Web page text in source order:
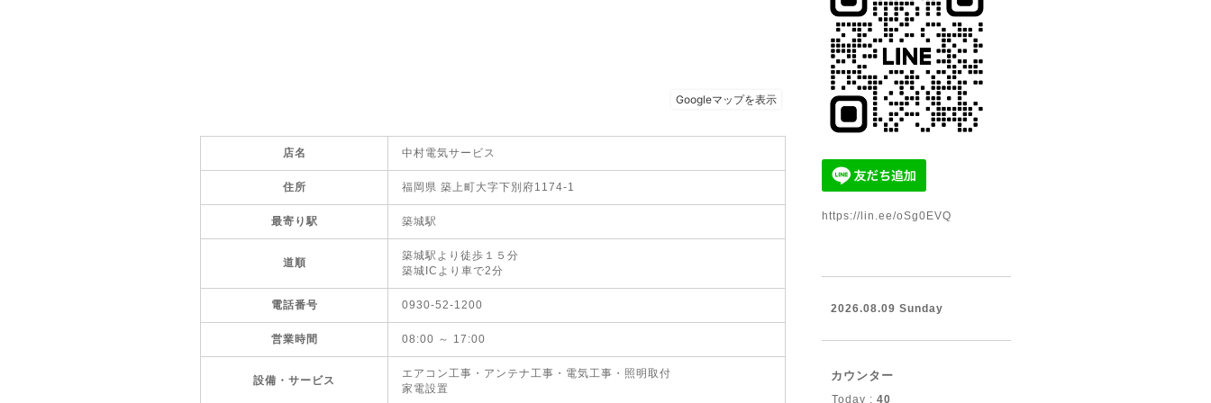
店名 中村電気サービス
住所 福岡県 築上町大字下別府1174-1
最寄り駅 築城駅
道順
築城駅より徒歩１５分
築城ICより車で2分
電話番号 0930-52-1200
営業時間 08:00 ～ 17:00
設備・サービス
エアコン工事・アンテナ工事・電気工事・照明取付
家電設置
https://lin.ee/oSg0EVQ
2026.08.09 Sunday
カウンター
Today : 40